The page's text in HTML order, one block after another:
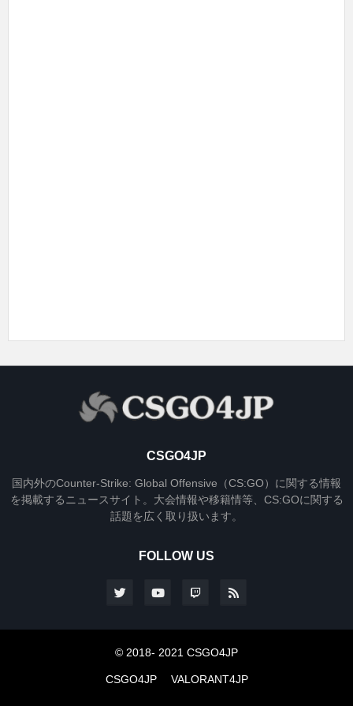
CSGO4JP
国内外のCounter-Strike: Global Offensive（CS:GO）に関する情報
を掲載するニュースサイト。大会情報や移籍情等、CS:GOに関する
話題を広く取り扱います。
FOLLOW US
© 2018- 2021 CSGO4JP
CSGO4JP VALORANT4JP